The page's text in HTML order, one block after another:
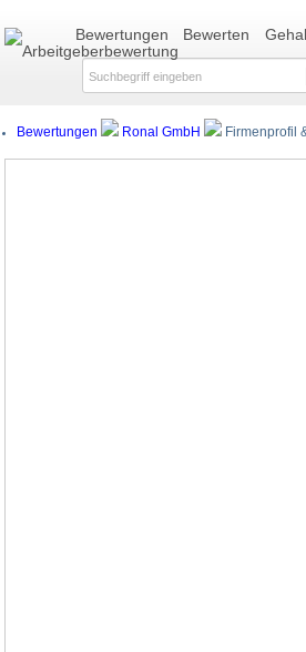
Bewertungen Bewerten
Bewertungen Ronal GmbH Firmenprofil